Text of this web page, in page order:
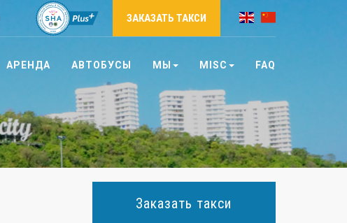
ЗАКАЗАТЬ ТАКСИ
АРЕНДА АВТОБУСЫ МЫ MISC FAQ
Заказать такси